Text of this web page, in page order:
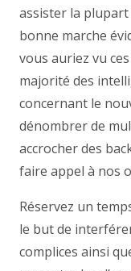
assister la plupart
bonne marche
vous auriez vu
majorité des
concernant le
dénombrer de
accrocher des
faire appel à nos
Réservez un
le but de
complices ainsi